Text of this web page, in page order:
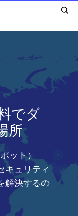
でダ
所
ット）
キュリティ
解決するの